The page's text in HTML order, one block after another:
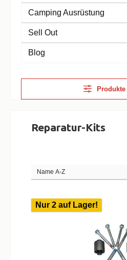
Camping Ausrüstung
Sell Out
Blog
Reparatur-Kits
Nur 2 auf Lager!